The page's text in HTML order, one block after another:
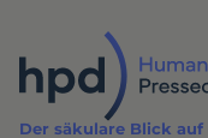
Inhalt
Der säkulare Blick auf